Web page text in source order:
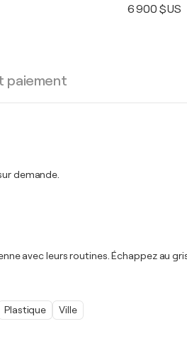
6 900 $US
paiement
demande.
avec leurs routines. Échappez au
Plastique Ville